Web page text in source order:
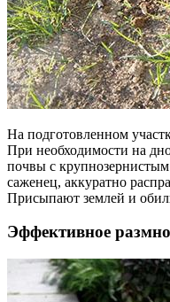
На подготовленном
При необходимости на
почвы с
саженец, аккуратно
Присыпают землей и
Эффективное